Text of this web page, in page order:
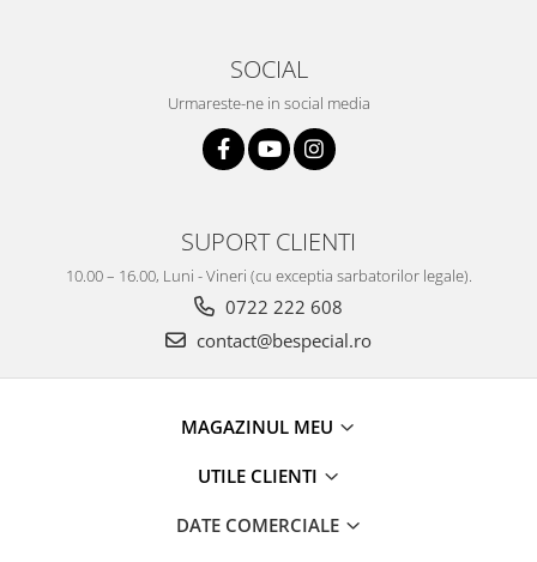
SOCIAL
Urmareste-ne in social media
SUPORT CLIENTI
10.00 – 16.00, Luni - Vineri (cu exceptia sarbatorilor legale).
0722 222 608
contact@bespecial.ro
MAGAZINUL MEU
UTILE CLIENTI
DATE COMERCIALE